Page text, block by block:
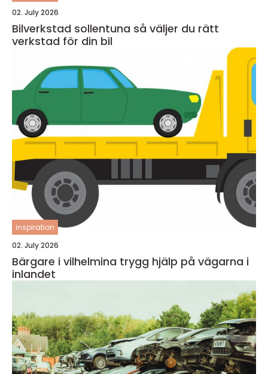
02. July 2026
Bilverkstad sollentuna så väljer du rätt
verkstad för din bil
inspiration
02. July 2026
Bärgare i vilhelmina trygg hjälp på vägarna i
inlandet